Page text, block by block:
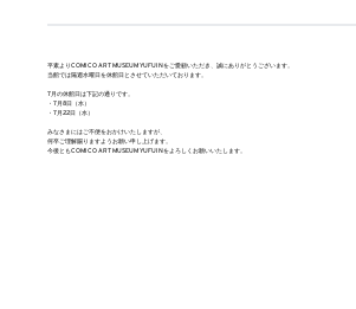
平素よりCOMICO ART MUSEUM YUFUINをご愛顧いただき、誠にありがとうございます。
当館では隔週水曜日を休館日とさせていただいております。
7月の休館日は下記の通りです。
・7月8日（水）
・7月22日（水）
みなさまにはご不便をおかけいたしますが、
何卒ご理解賜りますようお願い申し上げます。
今後ともCOMICO ART MUSEUM YUFUINをよろしくお願いいたします。